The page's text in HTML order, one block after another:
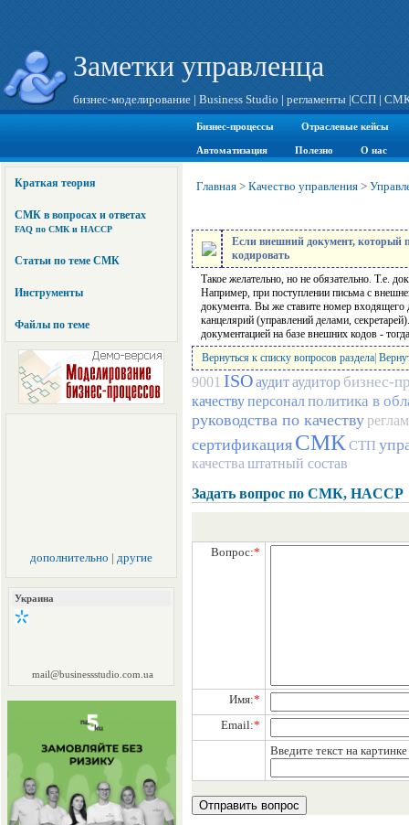
Заметки управленца
бизнес-моделирование | Business Studio | регламенты |ССП |
Бизнес-процессы Отраслевые кейсы
Автоматизация Полезно О нас
Краткая теория
СМК в вопросах и ответах
FAQ по СМК и HACCP
Статьи по теме СМК
Инструменты
Файлы по теме
дополнительно | другие
Украина
mail@businessstudio.com.ua
Главная > Качество управления >
Если внешний документ, который
кодировать
Такое желательно, но не обязательно. Т.е.
Например, при поступлении письма с
документа. Вы же ставите номер входящего
канцелярий (управлений делами,
документацией на базе внешних кодов -
Вернуться к списку вопросов раздела
9001 ISOаудитаудитор бизнес-
качествуперсоналполитика в
руководства по качеству
сертификация СМК СТП
качества штатный состав
Задать вопрос по СМК, HACCP
Вопрос:*
Имя:*
Email:*
Введите текст на картинке